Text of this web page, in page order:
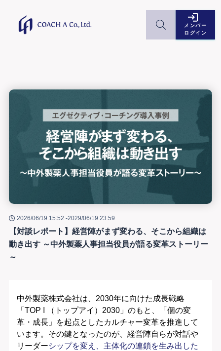
メンバー
ログイン
2026/06/19 15:52 -2029/06/19 23:59
【対談レポート】経営陣がまず変わる、そこから組織は
動き出す ～中外製薬人事担当役員が語る変革ストーリー
～
中外製薬株式会社は、2030年に向けた成長戦略
「TOP I （トップアイ）2030」のもと、「個の変
革・成長」を起点としたカルチャー変革を推進して
います。その鍵となったのが、経営陣自らが対話や
リーダーシップを変え、主体化の連鎖を生み出した